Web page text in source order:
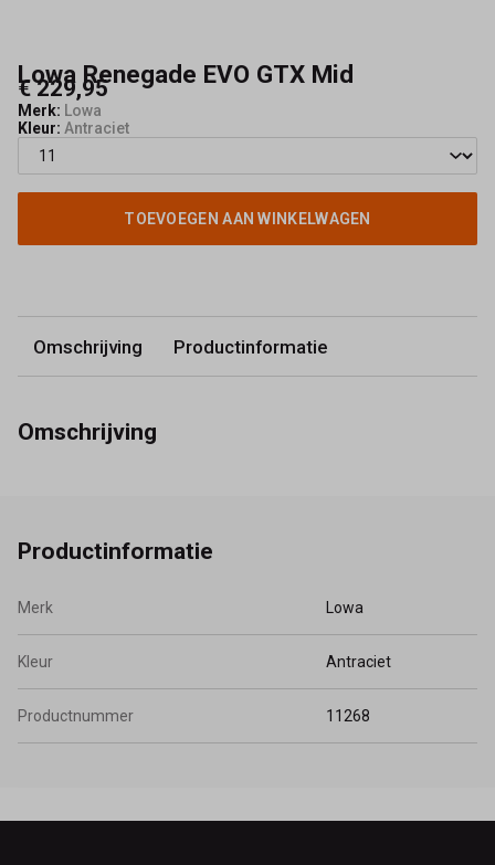
Lowa Renegade EVO GTX Mid
€ 229,95
Merk: Lowa
Kleur: Antraciet
TOEVOEGEN AAN WINKELWAGEN
Omschrijving Productinformatie
Omschrijving
Productinformatie
Merk Lowa
Kleur Antraciet
Productnummer 11268